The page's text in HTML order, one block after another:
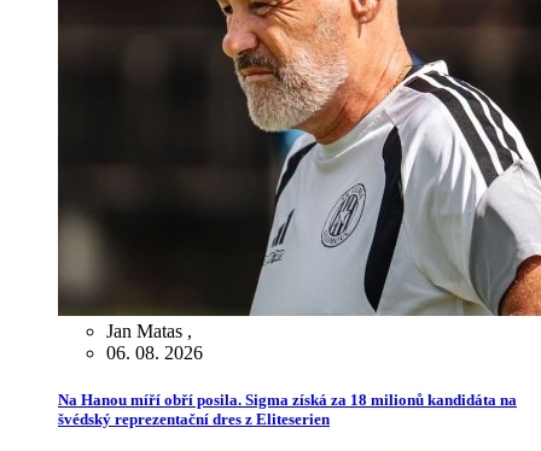
Jan Matas ,
06. 08. 2026
Na Hanou míří obří posila. Sigma získá za 18 milionů kandidáta na
švédský reprezentační dres z Eliteserien